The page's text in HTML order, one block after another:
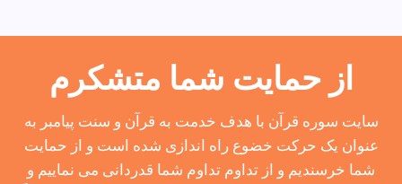
از حمایت شما متشکرم
سایت سوره قرآن با هدف خدمت به قرآن و سنت پیامبر به
عنوان یک حرکت خضوع راه اندازی شده است و از حمایت
شما خرسندیم و از تداوم تداوم شما قدردانی می نماییم و